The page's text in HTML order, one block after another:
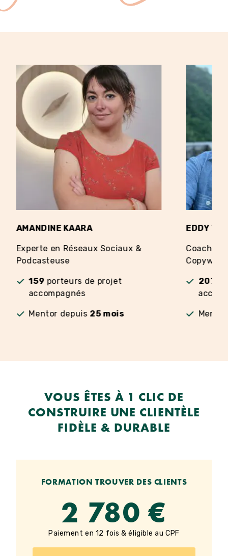
AMANDINE KAARA
Experte en Réseaux Sociaux &
Podcasteuse
159 porteurs de projet
accompagnés
Mentor depuis 25 mois
EDDY
Coach
207
VOUS ÊTES À 1 CLIC DE
CONSTRUIRE UNE CLIENTÈLE
FIDÈLE & DURABLE
FORMATION TROUVER DES CLIENTS
2 780 €
Paiement en 12 fois & éligible au CPF